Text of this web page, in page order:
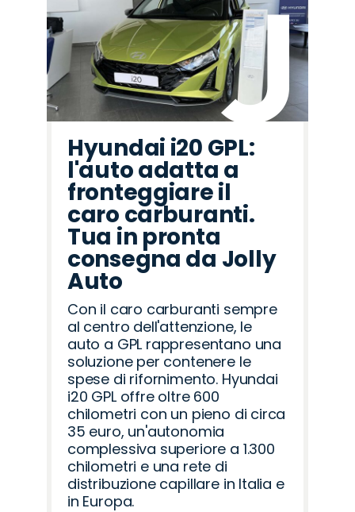
Hyundai i20 GPL:
l'auto adatta a
fronteggiare il
caro carburanti.
Tua in pronta
consegna da Jolly
Auto
Con il caro carburanti sempre
al centro dell'attenzione, le
auto a GPL rappresentano una
soluzione per contenere le
spese di rifornimento. Hyundai
i20 GPL offre oltre 600
chilometri con un pieno di circa
35 euro, un'autonomia
complessiva superiore a 1.300
chilometri e una rete di
distribuzione capillare in Italia e
in Europa.